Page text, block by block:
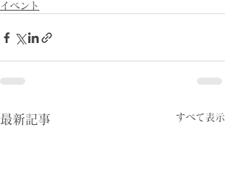
イベント
最新記事 すべて表示